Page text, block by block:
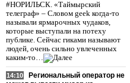
#НОРИЛЬСК. «Таймырский
телеграф» – Словом geek когда-то
называли ярмарочных чудаков,
которые выступали на потеху
публике. Сейчас гиками называют
людей, очень сильно увлеченных
каким-то…
14:10
Региональный оператор не